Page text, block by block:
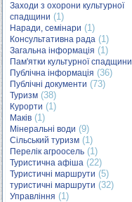
Заходи з охорони культурної
спадщини (1)
Наради, семінари (1)
Консультативна рада (1)
Загальна інформація (1)
Пам'ятки культурної спадщини
Публічна інформація (36)
Публічні документи (73)
Туризм (38)
Курорти (1)
Маків (1)
Мінеральні води (9)
Сільський туризм (1)
Перелік агроосель (1)
Туристична афіша (22)
Туристичні маршрути (5)
туристичні маршрути (32)
Управління (1)